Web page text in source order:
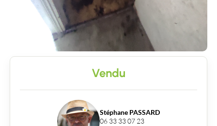
Vendu
Stéphane PASSARD
06 33 33 07 23